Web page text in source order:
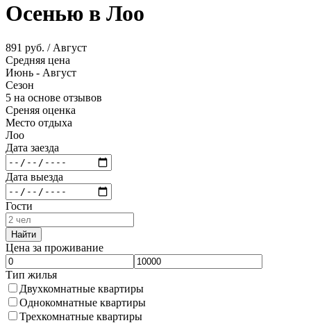
Осенью в Лоо
891 руб. / Август
Средняя цена
Июнь - Август
Сезон
5 на основе отзывов
Среняя оценка
Место отдыха
Лоо
Дата заезда
Дата выезда
Гости
Найти
Цена за проживание
Тип жилья
Двухкомнатные квартиры
Однокомнатные квартиры
Трехкомнатные квартиры